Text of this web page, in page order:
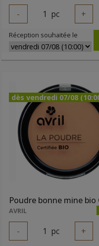
- 1 pc +
Réception souhaitée le
dès vendredi 07/08
AVRIL
- 1 pc +